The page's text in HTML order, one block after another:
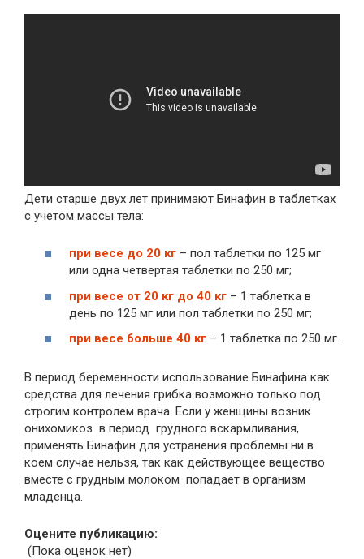
Дети старше двух лет принимают Бинафин в таблетках
с учетом массы тела:
при весе до 20 кг – пол таблетки по 125 мг
или одна четвертая таблетки по 250 мг;
при весе от 20 кг до 40 кг – 1 таблетка в
день по 125 мг или пол таблетки по 250 мг;
при весе больше 40 кг – 1 таблетка по 250 мг.
В период беременности использование Бинафина как
средства для лечения грибка возможно только под
строгим контролем врача. Если у женщины возник
онихомикоз в период грудного вскармливания,
применять Бинафин для устранения проблемы ни в
коем случае нельзя, так как действующее вещество
вместе с грудным молоком попадает в организм
младенца.
Оцените публикацию:
(Пока оценок нет)